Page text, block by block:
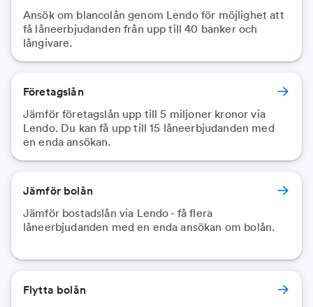
Ansök om blancolån genom Lendo för möjlighet att
få låneerbjudanden från upp till 40 banker och
långivare.
Företagslån
Jämför företagslån upp till 5 miljoner kronor via
Lendo. Du kan få upp till 15 låneerbjudanden med
en enda ansökan.
Jämför bolån
Jämför bostadslån via Lendo - få flera
låneerbjudanden med en enda ansökan om bolån.
Flytta bolån